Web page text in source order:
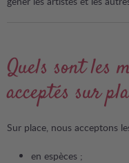
Quels sont les
acceptés sur
Sur place, nous acceptons
en espèces ;